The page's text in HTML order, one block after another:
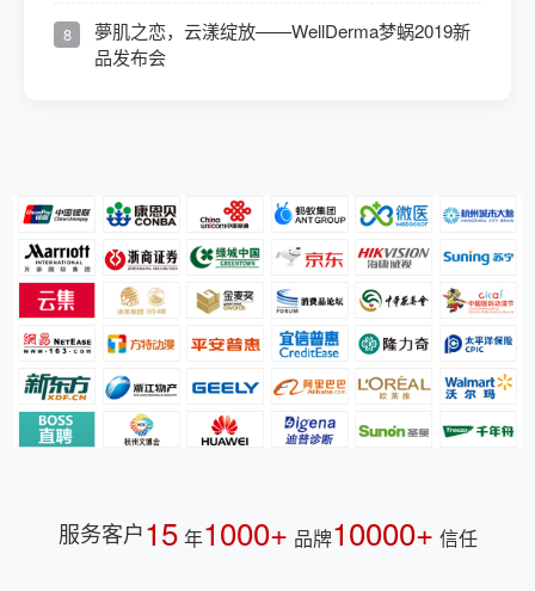
8
夢肌之恋，云漾绽放——WellDerma梦蜗2019新
品发布会
服务客户15 年1000+ 品牌10000+ 信任